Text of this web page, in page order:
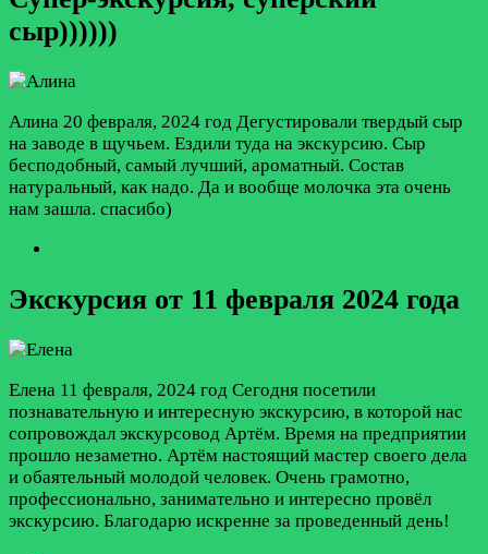
сыр))))))
Алина 20 февраля, 2024 год Дегустировали твердый сыр
на заводе в щучьем. Ездили туда на экскурсию. Сыр
бесподобный, самый лучший, ароматный. Состав
натуральный, как надо. Да и вообще молочка эта очень
нам зашла. спасибо)
Экскурсия от 11 февраля 2024 года
Елена 11 февраля, 2024 год Сегодня посетили
познавательную и интересную экскурсию, в которой нас
сопровождал экскурсовод Артём. Время на предприятии
прошло незаметно. Артём настоящий мастер своего дела
и обаятельный молодой человек. Очень грамотно,
профессионально, занимательно и интересно провёл
экскурсию. Благодарю искренне за проведенный день!